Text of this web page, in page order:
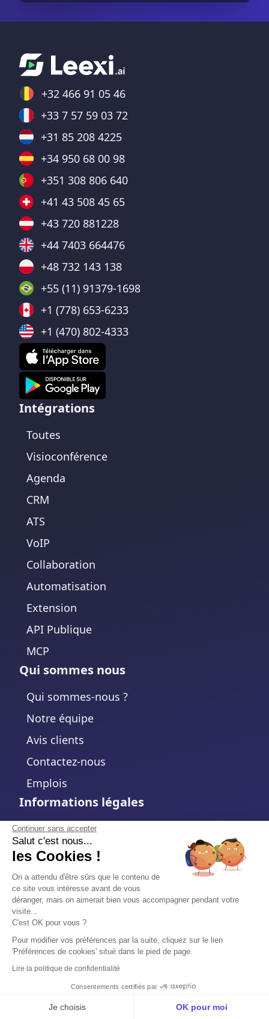
Continuer sans accepter
Salut c'est nous...
les Cookies !
On a attendu d'être sûrs que le contenu de
ce site vous intéresse avant de vous
déranger, mais on aimerait bien vous accompagner pendant votre
visite...
C'est OK pour vous ?
Pour modifier vos préférences par la suite, cliquez sur le lien
'Préférences de cookies' situé dans le pied de page.
Lire la politique de confidentialité
Consentements certifiés par
Je choisis OK pour moi
+32 466 91 05 46
+33 7 57 59 03 72
+31 85 208 4225
+34 950 68 00 98
+351 308 806 640
+41 43 508 45 65
+43 720 881228
+44 7403 664476
+48 732 143 138
+55 (11) 91379-1698
+1 (778) 653-6233
+1 (470) 802-4333
Intégrations
Toutes
Visioconférence
Agenda
CRM
ATS
VoIP
Collaboration
Automatisation
Extension
API Publique
MCP
Qui sommes nous
Qui sommes-nous ?
Notre équipe
Avis clients
Contactez-nous
Emplois
Informations légales
Mentions légales
Politique de confidentialité
Politique de cookies
Modifier votre choix de cookies
Conditions d'utilisation
Accord de traitement des données
Sécurité